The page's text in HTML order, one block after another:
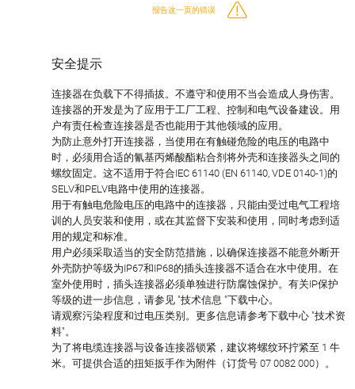
报告这一页的错误
安全提示
连接器在负载下不得插拔。不遵守和使用不当会造成人身伤害。
连接器的开发是为了应用于工厂工程、控制和电气设备建设。用
户有责任检查连接器是否也能用于其他领域的应用。
为防止意外打开连接器，当使用在有触碰危险的电压的电路中
时，必须用合适的氰基丙烯酸酯粘合剂将外壳和连接器头之间的
螺纹固定。这不适用于符合IEC 61140 (EN 61140, VDE 0140-1)的
SELV和PELV电路中使用的连接器。
用于有触电危险电压的电路中的连接器，只能由受过电气工程培
训的人员安装和使用，或在其监督下安装和使用，同时考虑到适
用的规定和标准。
用户必须采取适当的安全防范措施，以确保连接器不能意外断开
外壳防护等级为IP67和IP68的插头连接器不适合在水中使用。在
室外使用时，插头连接器必须单独进行防腐蚀保护。有关IP保护
等级的进一步信息，请参见 "技术信息 "下载中心。
请观察污染程度和过电压类别。更多信息请参考下载中心 "技术资
料"。
为了将电缆连接器与设备连接器锁紧，建议将螺纹环拧紧至 1 牛
米。可提供合适的扭矩扳手作为附件（订货号 07 0082 000）。